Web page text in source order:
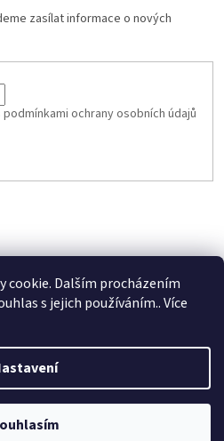
cookie. Dalším procházením
s jejich používáním.. Více
zasílat informace o nových
podmínkami ochrany osobních údajů
. Všechna práva vyhrazena.Upravit
cookies